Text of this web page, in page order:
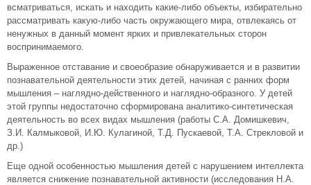
всматриваться, искать и находить какие-либо объекты, избирательно
рассматривать какую-либо часть окружающего мира, отвлекаясь от
ненужных в данный момент ярких и привлекательных сторон
воспринимаемого.
Выраженное отставание и своеобразие обнаруживается и в развитии
познавательной деятельности этих детей, начиная с ранних форм
мышления – наглядно-действенного и наглядно-образного. У детей
этой группы недостаточно сформирована аналитико-синтетическая
деятельность во всех видах мышления (работы С.А. Домишкевич,
З.И. Калмыковой, И.Ю. Кулагиной, Т.Д. Пускаевой, Т.А. Стрекловой и
др.)
Еще одной особенностью мышления детей с нарушением интеллекта
является снижение познавательной активности (исследования Н.А.